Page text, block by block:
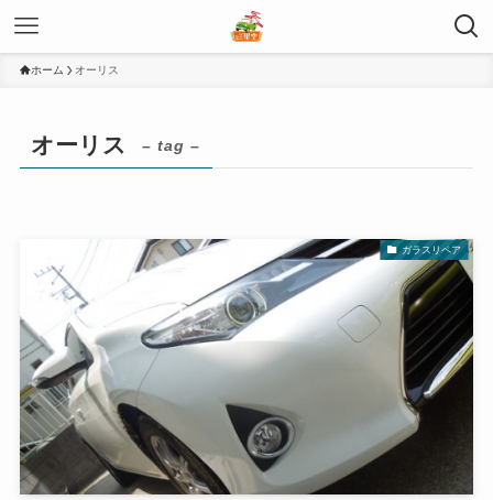
ホーム オーリス
オーリス – tag –
ガラスリペア